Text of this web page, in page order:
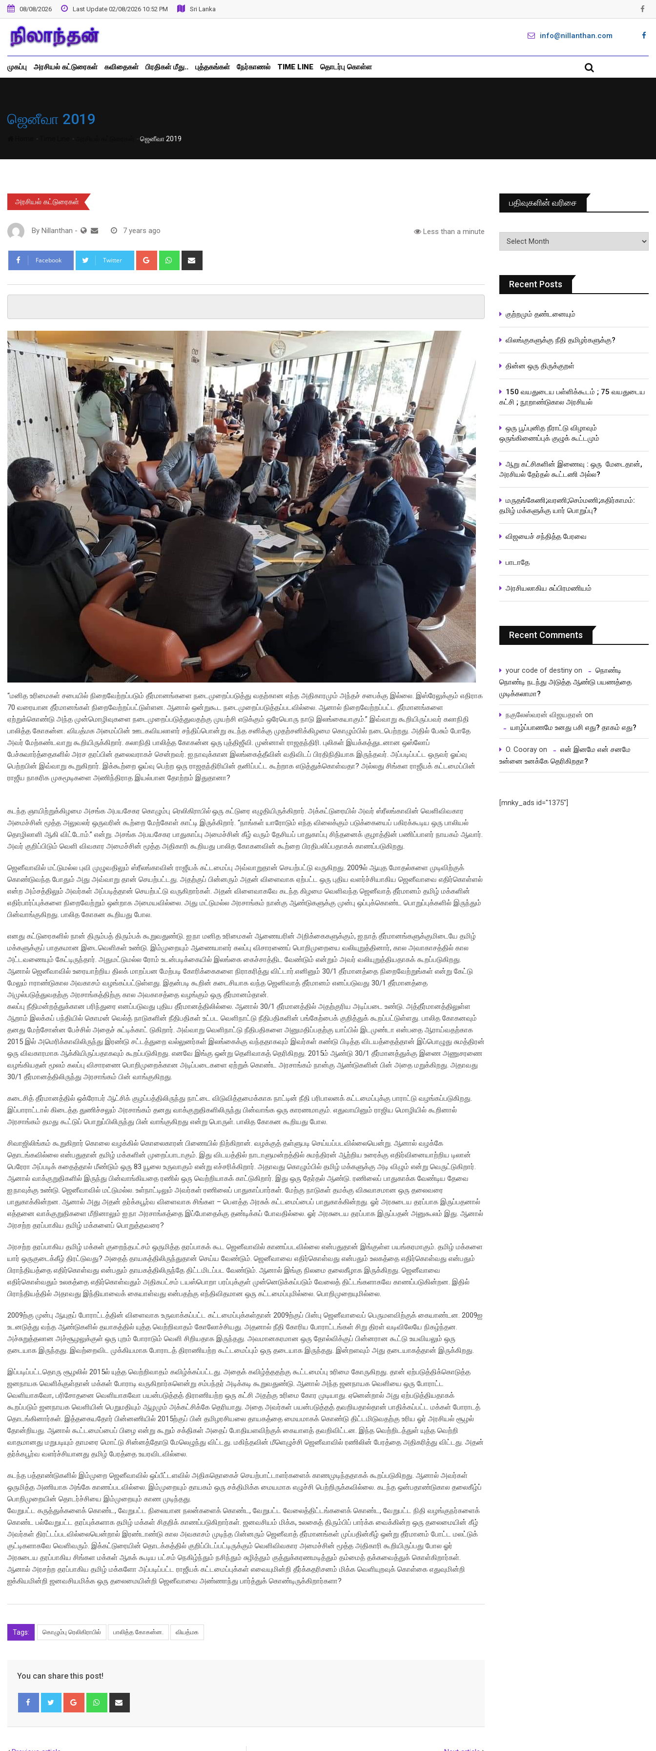
Skip
to
content
08/08/2026 Last Update 02/08/2026 10:52 PM Sri Lanka
info@nillanthan.com
முகப்பு அரசியல் கட்டுரைகள் கவிதைகள் பிரதிகள் மீது.. புத்தகங்கள் நேர்காணல் TIME LINE தொடர்பு கொள்ள
ஜெனீவா 2019
- - -ஜெனீவா 2019
அரசியல் கட்டுரைகள்
By Nillanthan - 7 years ago Less than a minute
Facebook Twitter Google+ Whatsapp
“மனித உரிமைகள் சபையில் நிறைவேற்றப்படும் தீர்மானங்களை நடைமுறைப்படுத்து வதற்கான எந்த அதிகாரமும் அந்தச் சபைக்கு இல்லை. இஸ்ரேலுக்கும் எதிராக
70 வரையான தீர்மானங்கள் நிறைவேற்றப்பட்டுள்ளன. ஆனால் ஒன்றுகூட நடைமுறைப்படுத்தப்படவில்லை. ஆனால் நிறைவேற்றப்பட்ட தீர்மானங்களை
ஏற்றுக்கொண்டு அந்த முன்மொழிவுகளை நடைமுறைப்படுத்துவதற்கு முயற்சி எடுக்கும் ஒரேயொரு நாடு இலங்கையாகும்.” இவ்வாறு கூறியிருப்பவர் கலாநிதி
பாலித்த கோகன்ன. வியத்மகஅமைப்பின் ஊடகவியலாளர் சந்திப்பொன்று கடந்த சனிக்கு முதற்சனிக்கிழமை கொழும்பில் நடைபெற்றது. அதில் பேசும் போதே
அவர் மேற்கண்டவாறு கூறியிருக்கிறார். கலாநிதி பாலித்த கோகன்ன ஒரு புத்திஜீவி. முன்னாள் ராஜதந்திரி. புலிகள் இயக்கத்துடனான ஒஸ்லோப்
பேச்சுவார்த்தைகளில் அரச தரப்பின் தலைவராகச் சென்றவர். ஐ.நாவுக்கான இலங்கைத்தீவின் வதிவிடப் பிரதிநிதியாக இருந்தவர். அப்படிப்பட்ட ஒருவர் ஓய்வு
பெற்றபின் இவ்வாறு கூறுகிறார். இக்கூற்றை ஓய்வு பெற்ற ஒரு ராஜதந்திரியின் தனிப்பட்ட கூற்றாக எடுத்துக்கொள்வதா? அல்லது சிங்கள ராஜீயக் கட்டமைப்பின்
ராஜீய நாகரிக முகமூடிகளை அணிந்திராத இயல்பான தோற்றம் இதுதானா?
கடந்த ஞாயிற்றுக்கிழமை அசங்க அபயசேகர கொழும்பு ரெலிகிராபில்ஒரு கட்டுரை எழுதியிருக்கிறார். அக்கட்டுரையில் அவர் ஸ்ரீலங்காவின் வெளிவிவகார
அமைச்சின் மூத்த அலுவலர் ஒருவரின் கூற்றை மேற்கோள் காட்டி இருக்கிறார். “நாங்கள் யாரோடும் எந்த விலைக்கும் படுக்கையைப் பகிரக்கூடிய ஒரு பாலியல்
தொழிலாளி ஆகி விட்டோம்.” என்று. அசங்க அபயசேகர பாதுகாப்பு அமைச்சின் கீழ் வரும் தேசியப் பாதுகாப்பு சிந்தனைக் குழாத்தின் பணிப்பாளர் நாயகம் ஆவார்.
அவர் குறிப்பிடும் வெளி விவகார அமைச்சின் மூத்த அதிகாரி கூறியது பாலித கோகனவின் கூற்றை பிரதிபலிப்பதாகக் காணப்படுகிறது.
ஜெனீவாவில் மட்டுமல்ல புவி முழுவதிலும் ஸ்ரீலங்காவின் ராஜீயக் கட்டமைப்பு அவ்வாறுதான் செயற்பட்டு வருகிறது. 2009ல் ஆயுத மோதல்களை முடிவிற்குக்
கொண்டுவந்த போதும் அது அவ்வாறு தான் செயற்பட்டது. அதற்குப் பின்னரும் அதன் விளைவாக ஏற்பட்ட ஒரு புதிய வளர்ச்சியாகிய ஜெனீவாவை எதிர்கொள்ளல்
என்ற அம்சத்திலும் அவர்கள் அப்படித்தான் செயற்பட்டு வருகிறார்கள். அதன் விளைவாகவே கடந்த கிழமை வெளிவந்த ஜெனீவாத் தீர்மானம் தமிழ் மக்களின்
எதிர்பார்ப்புக்களை நிறைவேற்றும் ஒன்றாக அமையவில்லை. அது மட்டுமல்ல அரசாங்கம் நான்கு ஆண்டுகளுக்கு முன்பு ஒப்புக்கொண்ட பொறுப்புக்களில் இருந்தும்
பின்வாங்குகிறது. பாலித கோகன கூறியது போல.
எனது கட்டுரைகளில் நான் திரும்பத் திரும்பக் கூறுவதுண்டு. ஐ.நா மனித உரிமைகள் ஆணையரின் அறிக்கைகளுக்கும், ஐ.நாத் தீர்மானங்களுக்குமிடையே தமிழ்
மக்களுக்குப் பாதகமான இடைவெளிகள் உண்டு. இம்முறையும் ஆணையாளர் கலப்பு விசாரணைப் பொறிமுறையை வலியுறுத்தினார், கால அவாகாசத்தில் கால
அட்டவணையும் கேட்டிருந்தார். அதுமட்டுமல்ல ரோம் உடன்படிக்கையில் இலங்கை கைச்சாத்திட வேண்டும் என்றும் அவர் வலியுறுத்தியதாகக் கூறப்படுகிறது.
ஆனால் ஜெனீவாவில் உரையாற்றிய திலக் மாறப்பன மேற்படி கோரிக்கைகளை நிராகரித்து விட்டார்.எனினும் 30/1 தீர்மானத்தை நிறைவேற்றுங்கள் என்று கேட்டு
மேலும் ஈராண்டுகால அவகாசம் வழங்கப்பட்டுள்ளது. இதன்படி கூறின் கடைசியாக வந்த ஜெனிவாத் தீர்மானம் எனப்படுவது 30/1 தீர்மானத்தை
அமுல்படுத்துவதற்கு அரசாங்கத்திற்கு கால அவகாசத்தை வழங்கும் ஒரு தீர்மானம்தான்.
கலப்பு நீதிமன்றத்துக்கான பரிந்துரை எனப்படுவது புதிய தீர்மானத்திலில்லை. ஆனால் 30/1 தீர்மானத்தில் அதற்குரிய அடிப்படை உண்டு. அத்தீர்மானத்திலுள்ள
ஆறாம் இலக்கப் பந்தியில் கொமன் வெல்த் நாடுகளின் நீதிபதிகள் உட்பட வெளிநாட்டு நீதிபதிகளின் பங்கேற்பைக் குறித்துக் கூறப்பட்டுள்ளது. பாலித கோகனவும்
தனது மேற்சோன்ன பேச்சில் அதைச் சுட்டிக்காட் டுகிறார். அவ்வாறு வெளிநாட்டு நீதிபதிகளை அனுமதிப்பதற்கு யாப்பில் இடமுண்டா என்பதை ஆராய்வதற்காக
2015 இல் அமெரிக்காவிலிருந்து இரண்டு சட்டத்துறை வல்லுனர்கள் இலங்கைக்கு வந்ததாகவும் இவர்கள் கண்டு பிடித்த விடயத்தைத்தான் இப்பொழுது சுமத்திரன்
ஒரு விவகாரமாக ஆக்கியிருப்பதாகவும் கூறப்படுகிறது. எனவே இங்கு ஒன்று தெளிவாகத் தெரிகிறது. 2015ம் ஆண்டு 30/1 தீர்மானத்துக்கு இணை அணுசரணை
வழங்கியதன் மூலம் கலப்பு விசாரணை பொறிமுறைக்கான அடிப்படைகளை ஏற்றுக் கொண்ட அரசாங்கம் நான்கு ஆண்டுகளின் பின் அதை மறுக்கிறது. அதாவது
30/1 தீர்மானத்திலிருந்து அரசாங்கம் பின் வாங்குகிறது.
கடைசித் தீர்மானத்தில் ஒக்ரோபர் ஆட்சிக் குழப்பத்திலிருந்து நாட்டை விடுவித்தமைக்காக நாட்டின் நீதி பரிபாலனக் கட்டமைப்புக்கு பாராட்டு வழங்கப்படுகிறது.
இப்பாராட்டால் கிடைத்த துணிச்சலும் அரசாங்கம் தனது வாக்குறுதிகளிலிருந்து பின்வாங்க ஒரு காரணமாகும். எதுவாயினும் ராஜிய மொழியில் கூறினால்
அரசாங்கம் தமது கூட்டுப் பொறுப்பிலிருந்து பின் வாங்குகிறது என்று பொருள். பாலித கோகன கூறியது போல.
சிவாஜிலிங்கம் கூறுகிறார் கொலை வழக்கில் கொலைகாரன் பிணையில் நிற்கிறான். வழக்குத் தள்ளுபடி செய்யப்படவில்லையென்று. ஆனால் வழக்கே
தொடங்கவில்லை என்பதுதான் தமிழ் மக்களின் முறைப்பாடாகும். இது விடயத்தில் நாடாளுமன்றத்தில் சுமந்திரன் ஆற்றிய உரைக்கு எதிர்வினையாற்றிய டிலான்
பெரேரா அப்படிக் கதைத்தால் மீண்டும் ஒரு 83 யூலை உருவாகும் என்று எச்சரிக்கிறார். அதாவது கொழும்பில் தமிழ் மக்களுக்கு அடி விழும் என்று வெருட்டுகிறார்.
ஆனால் வாக்குறுதிகளில் இருந்து பின்வாங்கியதை ரணில் ஒரு வெற்றியாகக் காட்டுகிறார். இது ஒரு தேர்தல் ஆண்டு. ரணிலைப் பாதுகாக்க வேண்டிய தேவை
ஐ.நாவுக்கு உண்டு. ஜெனீவாவில் மட்டுமல்ல. உள்நாட்டிலும் அவர்கள் ரணிலைப் பாதுகாப்பார்கள். மேற்கு நாடுகள் தமக்கு விசுவாசமான ஒரு தலைவரை
பாதுகாக்கின்றன. ஆனால் அது அதன் தர்க்கபூர்வ விளைவாக சிங்கள – பௌத்த அரசுக் கட்டமைப்பைப் பாதுகாக்கின்றது. ஓர் அரசுடைய தரப்பாக இருப்பதனால்
எத்தனை வாக்குறுதிகளை மீறினாலும் ஐ.நா அரசாங்கத்தை இப்போதைக்கு தண்டிக்கப் போவதில்லை. ஓர் அரசுடைய தரப்பாக இருப்பதன் அனுகூலம் இது. ஆனால்
அரசற்ற தரப்பாகிய தமிழ் மக்களைப் பொறுத்தவரை?
அரசற்ற தரப்பாகிய தமிழ் மக்கள் குறைந்தபட்சம் ஒருமித்த தரப்பாகக் கூட ஜெனீவாவில் காணப்படவில்லை என்பதுதான் இங்குள்ள பயங்கரமாகும். தமிழ் மக்களை
யார் ஒருகுடைக்கீழ் திரட்டுவது? அதைத் தாயகத்திலிருந்துதான் செய்ய வேண்டும். ஜெனீவாவை எதிர்கொள்வது என்பதும் உலகத்தை எதிர்கொள்வது என்பதும்
பிராந்தியத்தை எதிர்கொள்வது என்பதும் தாயகத்திலிருந்தே திட்டமிடப்பட வேண்டும். ஆனால் இங்கு நிலமை தலைகீழாக இருக்கிறது. ஜெனீவாவை
எதிர்கொள்வதும் உலகத்தை எதிர்கொள்வதும் அதிகபட்சம் டயஸ்பொறா பரப்புக்குள் முன்னெடுக்கப்படும் வேலைத் திட்டங்களாகவே காணப்படுகின்றன. இதில்
பிராந்தியத்தில் அதாவது இந்தியாவைக் கையாள்வது என்பதற்கு எந்திவிதமான ஒரு கட்டமைப்புமில்லை. பொறிமுறையுமில்லை.
2009ற்கு முன்பு ஆயுதப் போராட்டத்தின் விளைவாக உருவாக்கப்பட்ட கட்டமைப்புக்கள்தான் 2009ற்குப் பின்பு ஜெனீவாவைப் பெருமளவிற்குக் கையாண்டன. 2009ஐ
உடனடுத்து வந்த ஆண்டுகளில் தயாகத்தில் யுத்த வெற்றிவாதம் கோலோச்சியது. அதனால் நீதி கோரிய போராட்டங்கள் சிறு திரள் வடிவிலேயே நிகழ்ந்தன.
அச்சுறுத்தலான அச்சூழலுக்குள் ஒரு புறம் போராடும் வெளி சிறியதாக இருந்தது. அவமானகரமான ஒரு தோல்விக்குப் பின்னரான கூட்டு உயவியலும் ஒரு
தடையாக இருந்தது. இவற்றைவிட முக்கியமாக போராடத் திராணியற்ற கூட்டமைப்பும் ஒரு தடையாக இருந்தது. இன்றளவும் அது தடையாகத்தான் இருக்கிறது.
இப்படிப்பட்டதொரு சூழலில் 2015ல் யுத்த வெற்றிவாதம் கவிழ்க்கப்பட்டது. அதைக் கவிழ்த்ததற்கு கூட்டமைப்பு உரிமை கோருகிறது. தான் ஏற்படுத்திக்கொடுத்த
ஜனநாயக வெளிக்குள்தான் மக்கள் போராடி வருகிறார்களென்று சம்பந்தர் அடிக்கடி கூறுவதுண்டு. ஆனால் அந்த ஜனநாயக வெளியை ஒரு போராட்ட
வெளியாகவோ, பரிசோதனை வெளியாகவோ பயன்படுத்தத் திராணியற்ற ஒரு கட்சி அதற்கு உரிமை கோர முடியாது. ஏனென்றால் அது ஏற்படுத்தியதாகக்
கூறப்படும் ஜனநாயக வெளியின் பெறுமதியும் ஆழமும் அக்கட்சிக்கே தெரியாது. அதை அவர்கள் பயன்படுத்தத் தவறியதால்தான் பாதிக்கப்பட்ட மக்கள் போராடத்
தொடங்கினார்கள். இத்தகையதோர் பின்னணியில் 2015ற்குப் பின் தமிழரசியலை தாயகத்தை மையமாகக் கொண்டு திட்டமிடுவதற்கு உரிய ஓர் அரசியல் சூழல்
தோன்றியது. ஆனால் கூட்டமைப்பைப் பிழை என்று கூறும் சக்திகள் அதைப் போதியளவிற்குக் கையாளத் தவறிவிட்டன. இந்த வெற்றிடத்துள் யுத்த வெற்றி
வாதமானது மறுபடியும் தாமரை மொட்டு சின்னத்தோடு மேலெழுந்து விட்டது. மகிந்தவின் மீளெழுச்சி ஜெனீவாவில் ரணிலின் பேரத்தை அதிகரித்து விட்டது. அதன்
தர்க்கபூர்வ வளர்ச்சியானது தமிழ் பேரத்தை உயரவிடவில்லை.
கடந்த பத்தாண்டுகளில் இம்முறை ஜெனீவாவில் ஒப்பீட்டளவில் அதிகதொகைச் செயற்பாட்டாளர்களைக் காணமுடிந்ததாகக் கூறப்படுகிறது. ஆனால் அவர்கள்
ஒருமித்த அணியாக அங்கே காணப்படவில்லை. இம்முறையும் தாயகம் ஒரு சக்திமிக்க மையமாக எழுச்சி பெற்றிருக்கவில்லை. கடந்த ஒன்பதாண்டுகால தலைகீழ்ப்
பொறிமுறையின் தொடர்ச்சியை இம்முறையும் காண முடிந்தது.
வேறுபட்ட கருத்துக்களைக் கொண்ட, வேறுபட்ட நிலையான நலன்களைக் கொண்ட, வேறுபட்ட வேலைத்திட்டங்களைக் கொண்ட, வேறுபட்ட நிதி வழங்குநர்களைக்
கொண்ட பல்வேறுபட்ட தரப்புக்களாக தமிழ் மக்கள் சிதறிக் காணப்படுகிறார்கள். ஜனவசியம் மிக்க, உலகைத் திரும்பிப் பார்க்க வைக்கின்ற ஒரு தலைமையின் கீழ்
அவர்கள் திரட்டப்படவில்லையென்றால் இரண்டாண்டு கால அவகாசம் முடிந்த பின்னரும் ஜெனீவாத் தீர்மானங்கள் முப்பதின்கீழ் ஒன்று தீர்மானம் போட்ட மலட்டுக்
குட்டிகளாகவே வெளிவரும். இக்கட்டுரையின் தொடக்கத்தில் குறிப்பிடப்பட்டிருக்கும் வெளிவிவகார அமைச்சின் மூத்த அதிகாரி கூறியிருப்பது போல ஓர்
அரசுடைய தரப்பாகிய சிங்கள மக்கள் ஆகக் கூடிய பட்சம் நெகிழ்ந்தும் நசிந்தும் சுழித்தும் குத்துக்கரணமடித்தும் தம்மைத் தக்கவைத்துக் கொள்கிறார்கள்.
ஆனால் அரசற்ற தரப்பாகிய தமிழ் மக்களோ அப்படிப்பட்ட ராஜீயக் கட்டமைப்புக்கள் எவையுமின்றி தீர்க்கதரிசனம் மிக்க வெளியுறவுக் கொள்கை எதுவுமின்றி
ஐக்கியமின்றி ஜனவசியமிக்க ஒரு தலைமையின்றி ஜெனீவாவை அண்ணாந்து பார்த்துக் கொண்டிருக்கிறார்களா?
Tags: கொழும்பு ரெலிகிராபில் பாலித்த கோகன்ன. வியத்மக
You can share this post!
Google+ Whatsapp
பதிவுகளின் வரிசை
பதிவுகளின்
வரிசை
Recent Posts
குற்றமும் தண்டனையும்
விலங்குகளுக்கு நீதி தமிழர்களுக்கு?
தின்ன ஒரு திருக்குறள்
150 வயதுடைய பள்ளிக்கூடம் ; 75 வயதுடைய
கட்சி ; நூறாண்டுகால அரசியல்
ஒரு பூப்புனித நீராட்டு விழாவும்
ஒருங்கிணைப்புக் குழுக் கூட்டமும்
ஆறு கட்சிகளின் இணைவு : ஒரு மேடைதான்,
அரசியல் தேர்தல் கூட்டணி அல்ல?
மருதங்கேணி;வரணி;செம்மணி;கதிர்காமம்:
தமிழ் மக்களுக்கு யார் பொறுப்பு?
விஜயைச் சந்தித்த பேரவை
பாடாதே
அரசியலாகிய சுப்பிரமணியம்
Recent Comments
your code of destiny on
நொண்டி
நொண்டி நடந்து அடுத்த ஆண்டு பயணத்தை
முடிக்கலாமா?
நகுலேஸ்வரன் விஜயதரன் on
யாழ்ப்பாணமே உனது பசி எது? தாகம் எது?
O. Cooray on
என் இனமே என் சனமே
உன்னை உனக்கே தெரிகிறதா?
[mnky_ads id="1375"]